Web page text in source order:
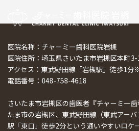
医院名称：チャーミー歯科医院岩槻
医院住所：埼玉県さいたま市岩槻区本町
アクセス：東武野田線「岩槻駅」徒歩1分
電話番号：048-758-4618
さいたま市岩槻区の歯医者『チャーミー
たま市の岩槻区、東武野田線（東武アー
駅「東口」徒歩2分という通いやすいロケ